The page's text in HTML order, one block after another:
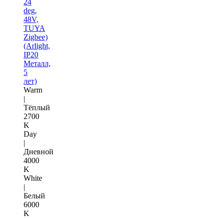
deg,
48V,
TUYA
Zigbee)
(Arlight,
IP20
Металл,
5
лет)
Warm
|
Тёплый
2700
K
Day
|
Дневной
4000
K
White
|
Белый
6000
K